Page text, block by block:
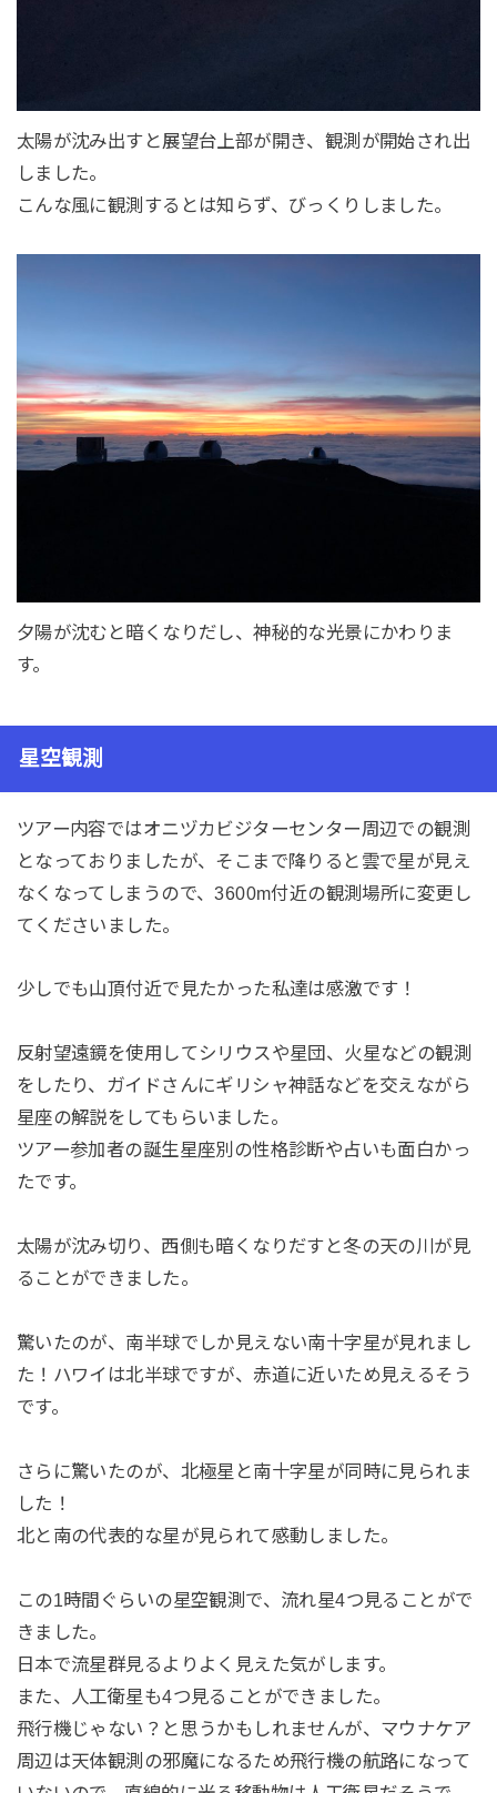
太陽が沈み出すと展望台上部が開き、観測が開始され出
しました。
こんな風に観測するとは知らず、びっくりしました。
夕陽が沈むと暗くなりだし、神秘的な光景にかわりま
す。
星空観測
ツアー内容ではオニヅカビジターセンター周辺での観測
となっておりましたが、そこまで降りると雲で星が見え
なくなってしまうので、3600m付近の観測場所に変更し
てくださいました。
少しでも山頂付近で見たかった私達は感激です！
反射望遠鏡を使用してシリウスや星団、火星などの観測
をしたり、ガイドさんにギリシャ神話などを交えながら
星座の解説をしてもらいました。
ツアー参加者の誕生星座別の性格診断や占いも面白かっ
たです。
太陽が沈み切り、西側も暗くなりだすと冬の天の川が見
ることができました。
驚いたのが、南半球でしか見えない南十字星が見れまし
た！ハワイは北半球ですが、赤道に近いため見えるそう
です。
さらに驚いたのが、北極星と南十字星が同時に見られま
した！
北と南の代表的な星が見られて感動しました。
この1時間ぐらいの星空観測で、流れ星4つ見ることがで
きました。
日本で流星群見るよりよく見えた気がします。
また、人工衛星も4つ見ることができました。
飛行機じゃない？と思うかもしれませんが、マウナケア
周辺は天体観測の邪魔になるため飛行機の航路になって